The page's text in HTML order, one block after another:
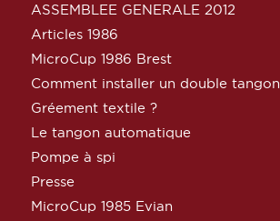
ASSEMBLEE GENERALE 2012
Articles 1986
MicroCup 1986 Brest
Comment installer un double tangon
Gréement textile ?
Le tangon automatique
Pompe à spi
Presse
MicroCup 1985 Evian